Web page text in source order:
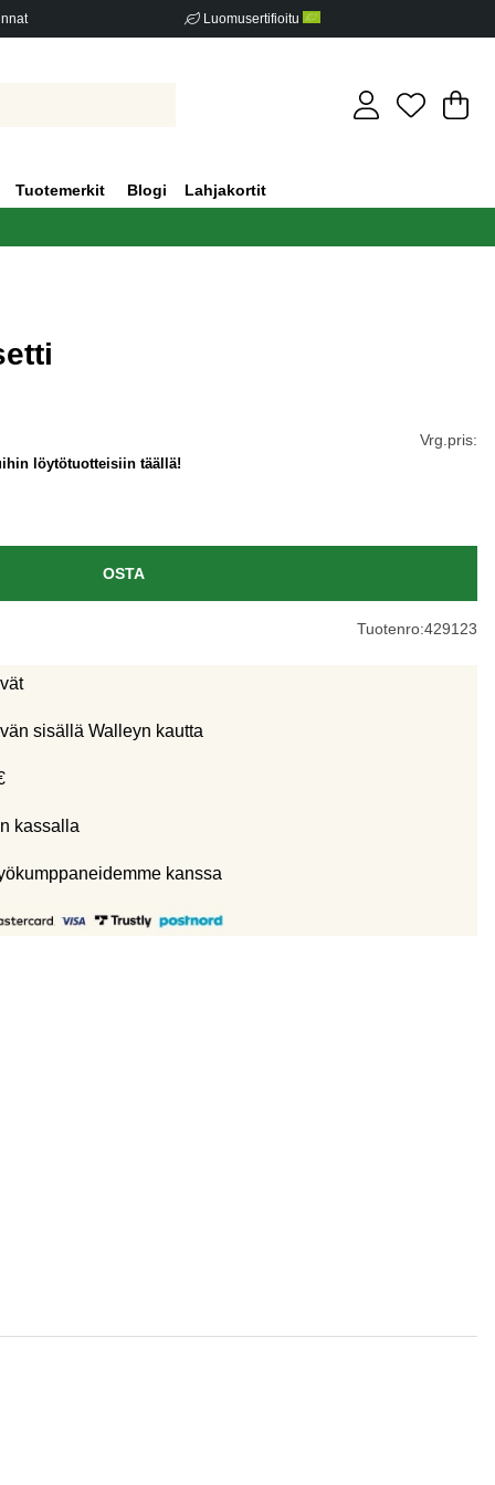
Luomusertifioitu
.
Tuotemerkit Blogi Lahjakortit
Vrg.pris:
löytötuotteisiin täällä!
OSTA
Tuotenro:429123
sisällä Walleyn kautta
kassalla
kanssa